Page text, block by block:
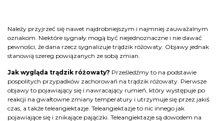
Należy przyjrzeć się nawet najdrobniejszym i najmniej zauważalnym
oznakom. Niektóre sygnały mogą być niejednoznaczne i nie dawać
pewności, że dana rzecz sygnalizuje trądzik różowaty. Objawy jednak
stanowią szereg powiązanych ze sobą zmian.
Jak wygląda trądzik różowaty? Prześledźmy to na podstawie
pospolitych przypadków zachorowań na trądzik różowaty. Pierwsze
objawy to pojawiający się i nawracający rumień, który występuje po
reakcji na gwałtowne zmiany temperatury i utrzymuje się przez jakiś
czas, a także teleangiektazje. Teleangiektazje to nic innego jak
pojawiające się i znikające pajączki. Teleangiektazje są dowodem na